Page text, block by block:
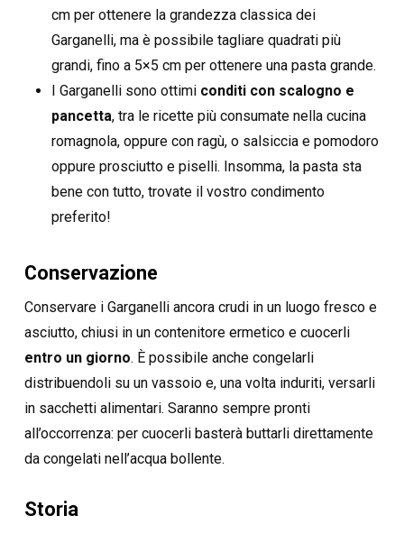
cm per ottenere la grandezza classica dei
Garganelli, ma è possibile tagliare quadrati più
grandi, fino a 5×5 cm per ottenere una pasta grande.
I Garganelli sono ottimi conditi con scalogno e
pancetta, tra le ricette più consumate nella cucina
romagnola, oppure con ragù, o salsiccia e pomodoro
oppure prosciutto e piselli. Insomma, la pasta sta
bene con tutto, trovate il vostro condimento
preferito!
Conservazione
Conservare i Garganelli ancora crudi in un luogo fresco e
asciutto, chiusi in un contenitore ermetico e cuocerli
entro un giorno. È possibile anche congelarli
distribuendoli su un vassoio e, una volta induriti, versarli
in sacchetti alimentari. Saranno sempre pronti
all’occorrenza: per cuocerli basterà buttarli direttamente
da congelati nell’acqua bollente.
Storia